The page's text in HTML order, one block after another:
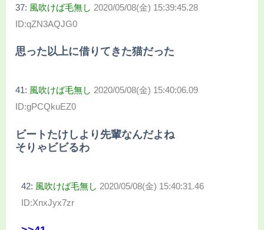
37: 風吹けば毛無し 2020/05/08(金) 15:39:45.28
ID:qZN3AQJG0
思った以上に借りてきた猫だった
41: 風吹けば毛無し 2020/05/08(金) 15:40:06.09
ID:gPCQkuEZ0
ビートたけしより先輩なんだよね
そりゃビビるわ
42: 風吹けば毛無し 2020/05/08(金) 15:40:31.46
ID:XnxJyx7zr